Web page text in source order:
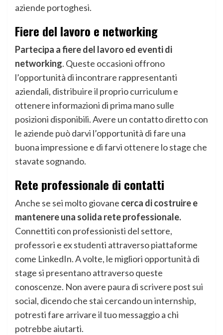
aziende portoghesi.
Fiere del lavoro e networking
Partecipa a fiere del lavoro ed eventi di
networking. Queste occasioni offrono
l’opportunità di incontrare rappresentanti
aziendali, distribuire il proprio curriculum e
ottenere informazioni di prima mano sulle
posizioni disponibili. Avere un contatto diretto con
le aziende può darvi l’opportunità di fare una
buona impressione e di farvi ottenere lo stage che
stavate sognando.
Rete professionale di contatti
Anche se sei molto giovane cerca di costruire e
mantenere una solida rete professionale.
Connettiti con professionisti del settore,
professori e ex studenti attraverso piattaforme
come LinkedIn. A volte, le migliori opportunità di
stage si presentano attraverso queste
conoscenze. Non avere paura di scrivere post sui
social, dicendo che stai cercando un internship,
potresti fare arrivare il tuo messaggio a chi
potrebbe aiutarti.